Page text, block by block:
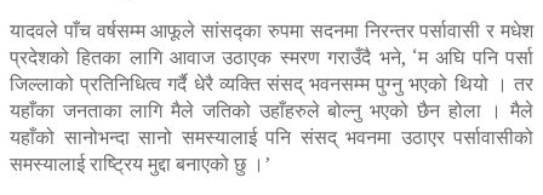
यादवले पाँच वर्षसम्म आफूले सांसद्का रुपमा सदनमा निरन्तर पर्सावासी र मधेश
प्रदेशको हितका लागि आवाज उठाएक स्मरण गराउँदै भने, ‘म अघि पनि पर्सा
जिल्लाको प्रतिनिधित्व गर्दै धेरै व्यक्ति संसद् भवनसम्म पुग्नु भएको थियो । तर
यहाँका जनताका लागि मैले जतिको उहाँहरुले बोल्नु भएको छैन होला । मैले
यहाँको सानोभन्दा सानो समस्यालाई पनि संसद् भवनमा उठाएर पर्सावासीको
समस्यालाई राष्ट्रिय मुद्दा बनाएको छु ।’